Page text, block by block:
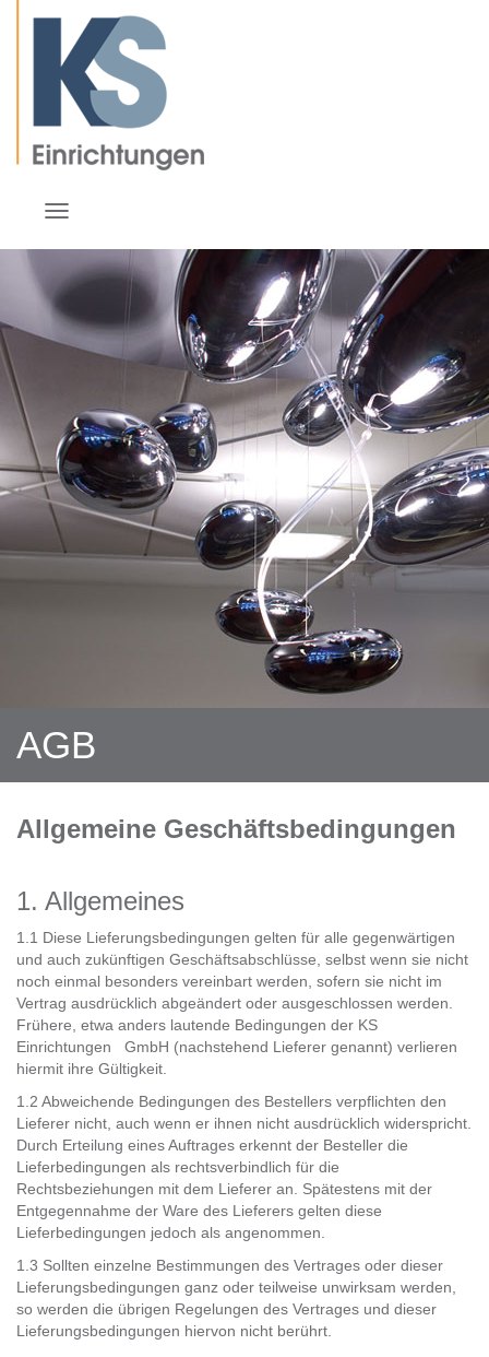
AGB
Allgemeine Geschäftsbedingungen
1. Allgemeines
1.1 Diese Lieferungsbedingungen gelten für alle gegenwärtigen
und auch zukünftigen Geschäftsabschlüsse, selbst wenn sie nicht
noch einmal besonders vereinbart werden, sofern sie nicht im
Vertrag ausdrücklich abgeändert oder ausgeschlossen werden.
Frühere, etwa anders lautende Bedingungen der KS
Einrichtungen GmbH (nachstehend Lieferer genannt) verlieren
hiermit ihre Gültigkeit.
1.2 Abweichende Bedingungen des Bestellers verpflichten den
Lieferer nicht, auch wenn er ihnen nicht ausdrücklich widerspricht.
Durch Erteilung eines Auftrages erkennt der Besteller die
Lieferbedingungen als rechtsverbindlich für die
Rechtsbeziehungen mit dem Lieferer an. Spätestens mit der
Entgegennahme der Ware des Lieferers gelten diese
Lieferbedingungen jedoch als angenommen.
1.3 Sollten einzelne Bestimmungen des Vertrages oder dieser
Lieferungsbedingungen ganz oder teilweise unwirksam werden,
so werden die übrigen Regelungen des Vertrages und dieser
Lieferungsbedingungen hiervon nicht berührt.